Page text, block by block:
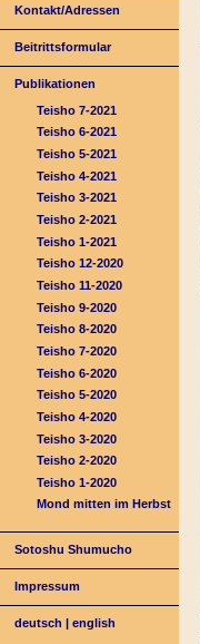
Kontakt/Adressen
Beitrittsformular
Publikationen
Teisho 7-2021
Teisho 6-2021
Teisho 5-2021
Teisho 4-2021
Teisho 3-2021
Teisho 2-2021
Teisho 1-2021
Teisho 12-2020
Teisho 11-2020
Teisho 9-2020
Teisho 8-2020
Teisho 7-2020
Teisho 6-2020
Teisho 5-2020
Teisho 4-2020
Teisho 3-2020
Teisho 2-2020
Teisho 1-2020
Mond mitten im Herbst
Sotoshu Shumucho
Impressum
deutsch |english